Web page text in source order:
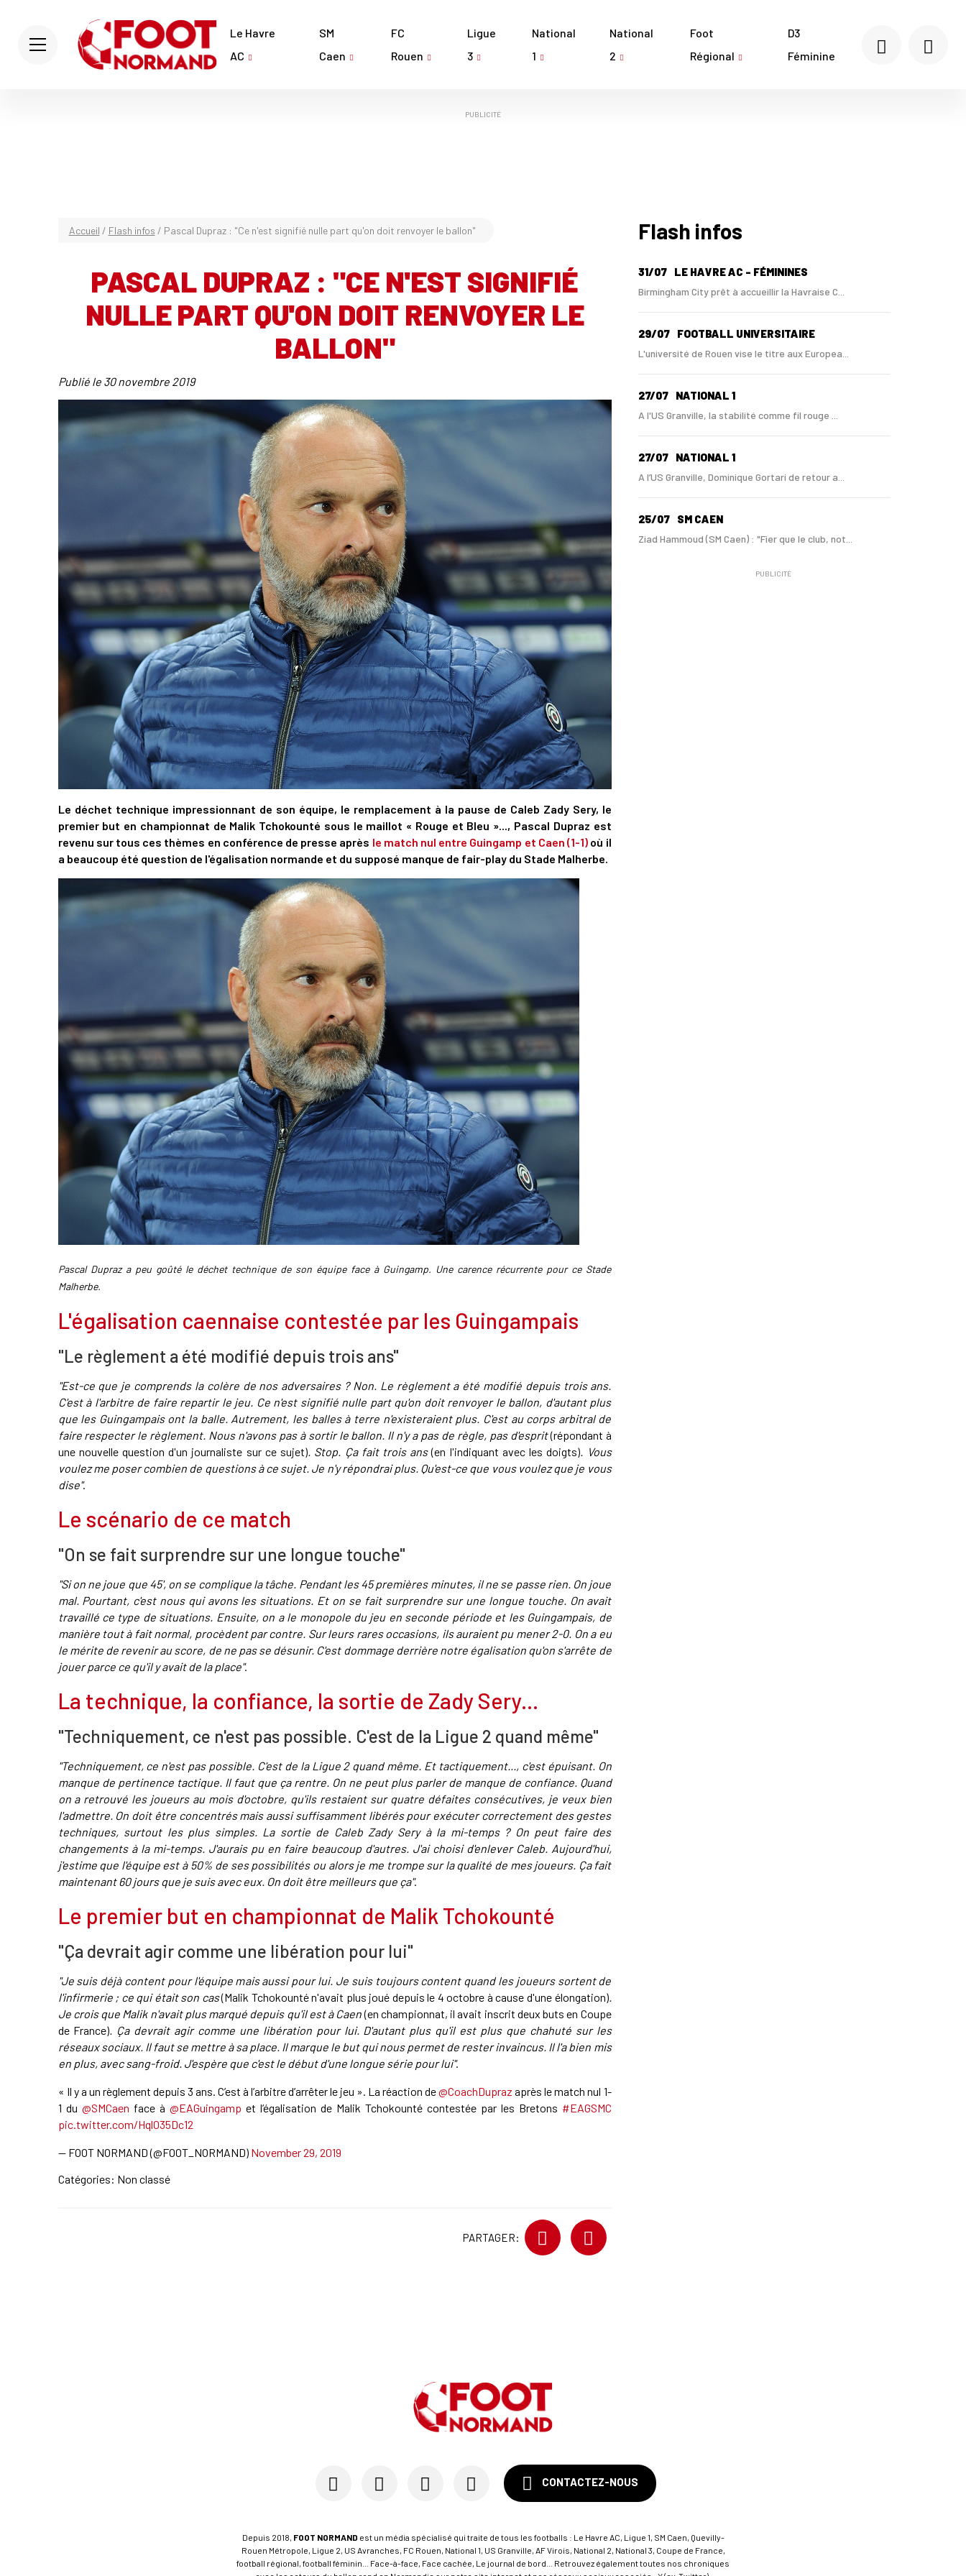
Le Havre
AC
SM
Caen
FC
Rouen
Ligue
3
National
1
National
2
Foot
Régional
D3
Féminine
PUBLICITÉ
Accueil / Flash infos / Pascal Dupraz : "Ce n'est signifié nulle part qu'on doit renvoyer le ballon"
PASCAL DUPRAZ : "CE N'EST SIGNIFIÉ
NULLE PART QU'ON DOIT RENVOYER LE
BALLON"
Publié le 30 novembre 2019
Le déchet technique impressionnant de son équipe, le remplacement à la pause de Caleb Zady Sery, le
premier but en championnat de Malik Tchokounté sous le maillot « Rouge et Bleu »..., Pascal Dupraz est
revenu sur tous ces thèmes en conférence de presse après le match nul entre Guingamp et Caen (1-1) où il
a beaucoup été question de l'égalisation normande et du supposé manque de fair-play du Stade Malherbe.
Pascal Dupraz a peu goûté le déchet technique de son équipe face à Guingamp. Une carence récurrente pour ce Stade
Malherbe.
L'égalisation caennaise contestée par les Guingampais
"Le règlement a été modifié depuis trois ans"
"Est-ce que je comprends la colère de nos adversaires ? Non. Le règlement a été modifié depuis trois ans.
C'est à l'arbitre de faire repartir le jeu. Ce n'est signifié nulle part qu'on doit renvoyer le ballon, d'autant plus
que les Guingampais ont la balle. Autrement, les balles à terre n'existeraient plus. C'est au corps arbitral de
faire respecter le règlement. Nous n'avons pas à sortir le ballon. Il n'y a pas de règle, pas d'esprit(répondant à
une nouvelle question d'un journaliste sur ce sujet). Stop. Ça fait trois ans(en l'indiquant avec les doigts). Vous
voulez me poser combien de questions à ce sujet. Je n'y répondrai plus. Qu'est-ce que vous voulez que je vous
dise".
Le scénario de ce match
"On se fait surprendre sur une longue touche"
"Si on ne joue que 45', on se complique la tâche. Pendant les 45 premières minutes, il ne se passe rien. On joue
mal. Pourtant, c'est nous qui avons les situations. Et on se fait surprendre sur une longue touche. On avait
travaillé ce type de situations. Ensuite, on a le monopole du jeu en seconde période et les Guingampais, de
manière tout à fait normal, procèdent par contre. Sur leurs rares occasions, ils auraient pu mener 2-0. On a eu
le mérite de revenir au score, de ne pas se désunir. C'est dommage derrière notre égalisation qu'on s'arrête de
jouer parce ce qu'il y avait de la place".
La technique, la confiance, la sortie de Zady Sery...
"Techniquement, ce n'est pas possible. C'est de la Ligue 2 quand même"
"Techniquement, ce n'est pas possible. C'est de la Ligue 2 quand même. Et tactiquement..., c'est épuisant. On
manque de pertinence tactique. Il faut que ça rentre. On ne peut plus parler de manque de confiance. Quand
on a retrouvé les joueurs au mois d'octobre, qu'ils restaient sur quatre défaites consécutives, je veux bien
l'admettre. On doit être concentrés mais aussi suffisamment libérés pour exécuter correctement des gestes
techniques, surtout les plus simples. La sortie de Caleb Zady Sery à la mi-temps ? On peut faire des
changements à la mi-temps. J'aurais pu en faire beaucoup d'autres. J'ai choisi d'enlever Caleb. Aujourd'hui,
j'estime que l'équipe est à 50% de ses possibilités ou alors je me trompe sur la qualité de mes joueurs. Ça fait
maintenant 60 jours que je suis avec eux. On doit être meilleurs que ça".
Le premier but en championnat de Malik Tchokounté
"Ça devrait agir comme une libération pour lui"
"Je suis déjà content pour l'équipe mais aussi pour lui. Je suis toujours content quand les joueurs sortent de
l'infirmerie ; ce qui était son cas(Malik Tchokounté n'avait plus joué depuis le 4 octobre à cause d'une élongation).
Je crois que Malik n'avait plus marqué depuis qu'il est à Caen(en championnat, il avait inscrit deux buts en Coupe
de France). Ça devrait agir comme une libération pour lui. D'autant plus qu'il est plus que chahuté sur les
réseaux sociaux. Il faut se mettre à sa place. Il marque le but qui nous permet de rester invaincus. Il l'a bien mis
en plus, avec sang-froid. J'espère que c'est le début d'une longue série pour lui".
« Il y a un règlement depuis 3 ans. C’est à l’arbitre d’arrêter le jeu ». La réaction de@CoachDupraz après le match nul 1-
1 du @SMCaen face à @EAGuingamp et l’égalisation de Malik Tchokounté contestée par les Bretons #EAGSMC
pic.twitter.com/Hql035Dc12
— FOOT NORMAND (@FOOT_NORMAND) November 29, 2019
Catégories: Non classé
PARTAGER:
Flash infos
31/07 LE HAVRE AC - FÉMININES
Birmingham City prêt à accueillir la Havraise C...
29/07 FOOTBALL UNIVERSITAIRE
L'université de Rouen vise le titre aux Europea...
27/07 NATIONAL 1
A l'US Granville, la stabilité comme fil rouge ...
27/07 NATIONAL 1
A l’US Granville, Dominique Gortari de retour a...
25/07 SM CAEN
Ziad Hammoud (SM Caen) : "Fier que le club, not...
SM CAEN - MERCATO
PUBLICITÉ
CONTACTEZ-NOUS
Depuis 2018, FOOT NORMAND est un média spécialisé qui traite de tous les footballs : Le Havre AC, Ligue 1, SM Caen, Quevilly-
Rouen Métropole, Ligue 2, US Avranches, FC Rouen, National 1, US Granville, AF Virois, National 2, National 3, Coupe de France,
football régional, football féminin... Face-à-face, Face cachée, Le journal de bord... Retrouvez également toutes nos chroniques